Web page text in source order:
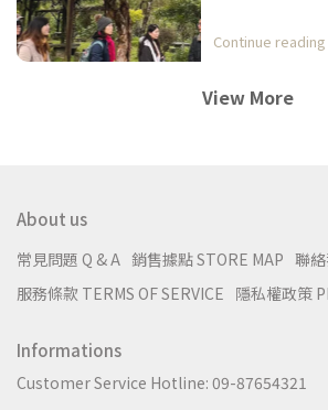
Continue reading
View More
About us
常見問題 Q & A 銷售據點 STORE MAP 聯
服務條款 TERMS OF SERVICE 隱私權政策
Informations
Customer Service Hotline: 09-87654321